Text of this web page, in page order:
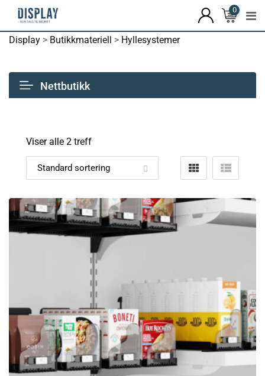
0
Display > Butikkmateriell > Hyllesystemer
Nettbutikk
Viser alle 2 treff